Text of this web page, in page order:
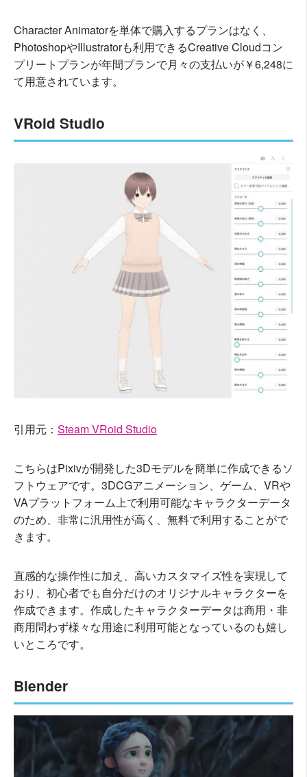
Character Animatorを単体で購入するプランはなく、
PhotoshopやIllustratorも利用できるCreative Cloudコン
プリートプランが年間プランで月々の支払いが￥6,248に
て用意されています。
VRoid Studio
引用元： Steam VRoid Studio
こちらはPixivが開発した3Dモデルを簡単に作成できるソ
フトウェアです。3DCGアニメーション、ゲーム、VRや
VAプラットフォーム上で利用可能なキャラクターデータ
のため、非常に汎用性が高く、無料で利用することがで
きます。
直感的な操作性に加え、高いカスタマイズ性を実現して
おり、初心者でも自分だけのオリジナルキャラクターを
作成できます。作成したキャラクターデータは商用・非
商用問わず様々な用途に利用可能となっているのも嬉し
いところです。
Blender